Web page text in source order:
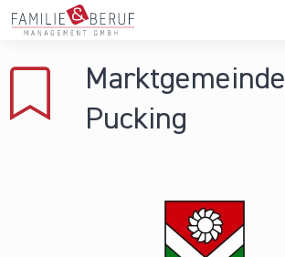
Direkt zum Inhalt
Gemeinden
Marktgemeinde
Pucking